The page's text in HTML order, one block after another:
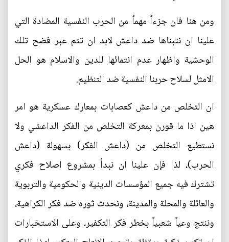
ومن هنا فان جزءاً مهماً من الحرب النفسية المضادة التي
علينا ان نتبناها ضد داعش لابد ان تتم عبر فضح تلك
الوحشية واظهار عدم انتمائها للدين والاسلام هو الحل
الامثل لسلاح حربنا النفسية ضد التنظيم.
ان التخلص من داعش كعصابات بمعارك عسكرية هو امر
هين اذا ما قورن بمعركة التخلص من الفكر الداعشي ولا
نستطيع التخلص من (داعش الفكر) بسهولة (داعش
الحرب)، لذا فإن علينا ان نبدأ بمشروع اصلاح فكري
تشترك فيه جميع المؤسسات الدينية والحكومية والتربوية
والعائلة والمحلة والمدينة، ونحدث ثوره ضد فكر الكراهية،
وننتج وعياً شعبياً بخطر فكر التكفير، وعلى الاستخبارات